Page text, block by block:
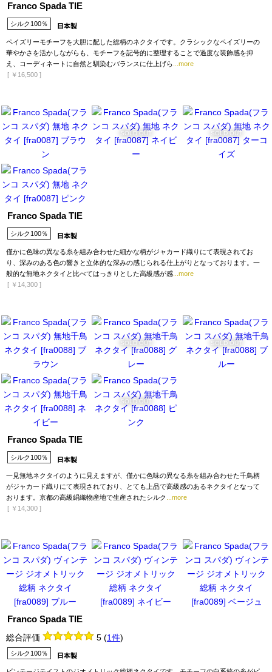
Franco Spada TIE
シルク100％
ペイズリーモチーフを大胆に配した総柄のネクタイです。クラシックなペイズリーの
華やかさを活かしながらも、モチーフを記号的に整理することで過度な装飾感を抑
え、コーディネートに自然と馴染むバランスに仕上げら ...more
[ ￥16,500 ]
SOLD OUT SOLD OUT
Franco Spada TIE
シルク100％
僅かに色味の異なる糸を組み合わせた細かな柄がジャカード織りにて表現されてお
り、深みのある色の響きと立体的な深みの感じられる仕上がりとなっております。一
般的な無地ネクタイと比べてはっきりとした高級感が感 ...more
[ ￥14,300 ]
SOLD OUT SOLD OUT
SOLD OUT
Franco Spada TIE
シルク100％
一見無地ネクタイのように見えますが、僅かに色味の異なる糸を組み合わせた千鳥柄
がジャカード織りにて表現されており、とても上品で高級感のあるネクタイとなって
おります。京都の高級絹織物産地で生産されたシルク
...more
[ ￥14,300 ]
Franco Spada TIE
総合評価 5 (1件)
シルク100％